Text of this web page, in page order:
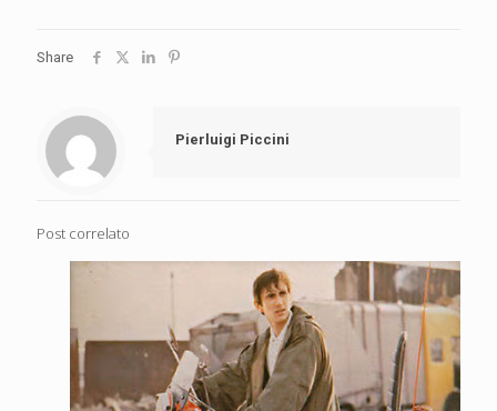
Share
Pierluigi Piccini
Post correlato